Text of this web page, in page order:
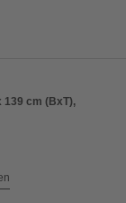
139 cm (BxT),